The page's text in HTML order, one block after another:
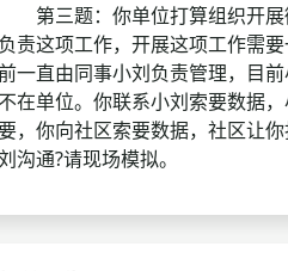
三题：你单位打算组织开展
责这项工作，开展这项工作需
一直由同事小刘负责管理，目前
在单位。你联系小刘索要数据
，你向社区索要数据，社区让
沟通?请现场模拟。